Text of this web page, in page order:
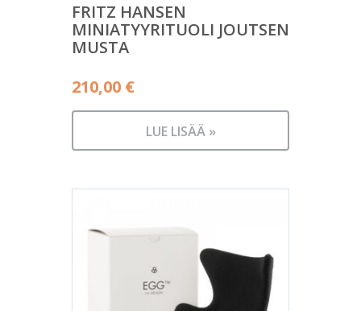
FRITZ HANSEN
MINIATYYRITUOLI JOUTSEN
MUSTA
210,00 €
LUE LISÄÄ »